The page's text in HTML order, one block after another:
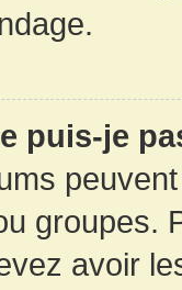
puis-je
groupes.
avoir